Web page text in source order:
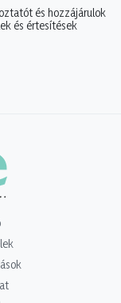
és hozzájárulok
és értesítések